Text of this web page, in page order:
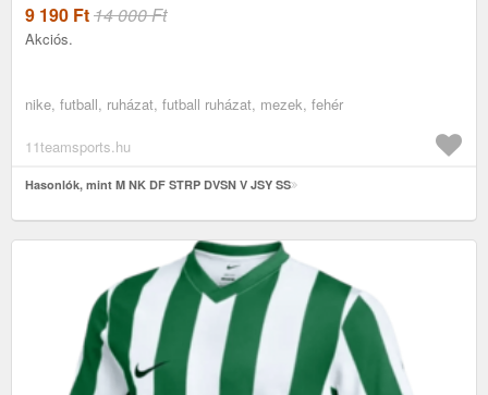
9 190 Ft14 000 Ft
Akciós.
nike, futball, ruházat, futball ruházat, mezek, fehér
11teamsports.hu
Hasonlók, mint M NK DF STRP DVSN V JSY SS